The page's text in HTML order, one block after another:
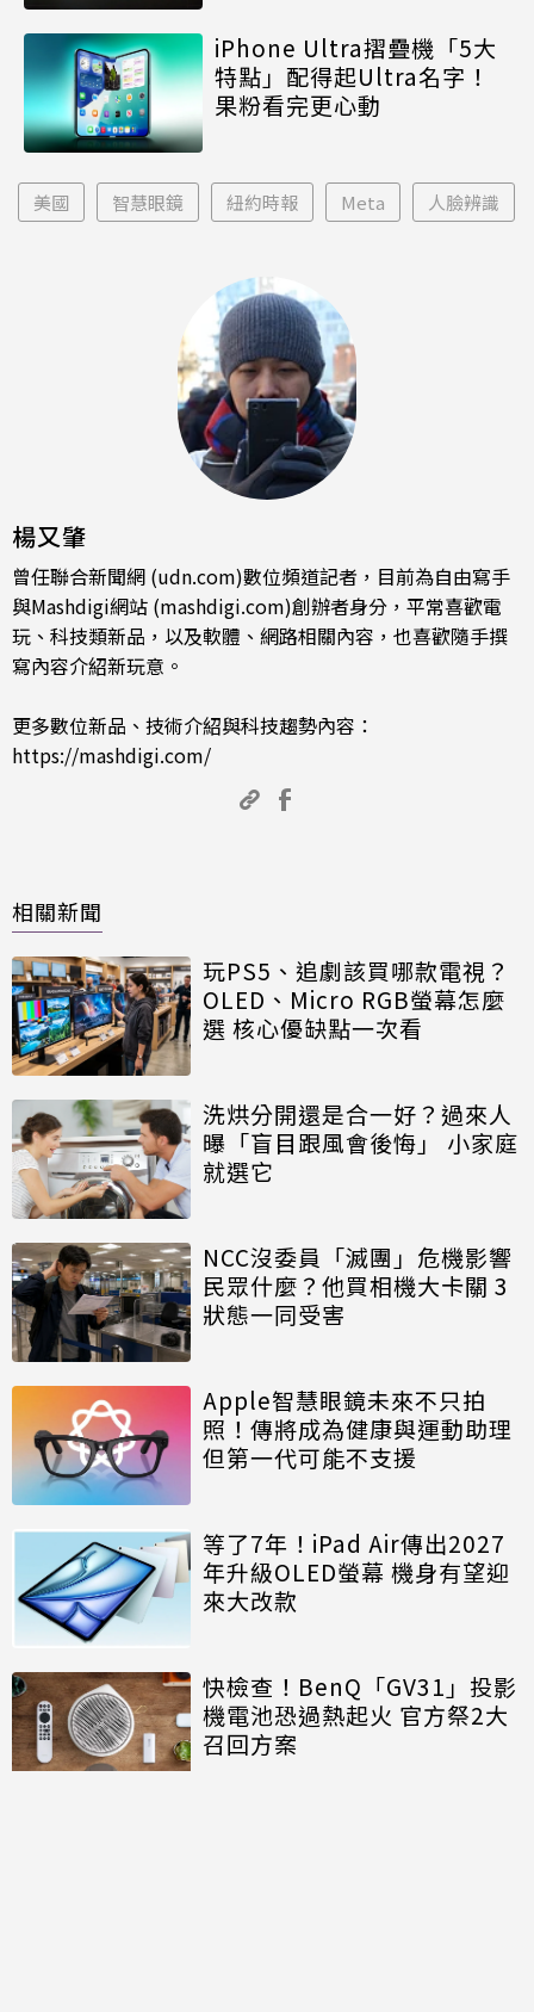
iPhone Ultra摺疊機「5大
特點」配得起Ultra名字！
果粉看完更心動
美國 智慧眼鏡 紐約時報 Meta 人臉辨識
楊又肇
曾任聯合新聞網 (udn.com)數位頻道記者，目前為自由寫手
與Mashdigi網站 (mashdigi.com)創辦者身分，平常喜歡電
玩、科技類新品，以及軟體、網路相關內容，也喜歡隨手撰
寫內容介紹新玩意。
更多數位新品、技術介紹與科技趨勢內容：
https://mashdigi.com/
相關新聞
玩PS5、追劇該買哪款電視？
OLED、Micro RGB螢幕怎麼
選 核心優缺點一次看
洗烘分開還是合一好？過來人
曝「盲目跟風會後悔」 小家庭
就選它
NCC沒委員「滅團」危機影響
民眾什麼？他買相機大卡關 3
狀態一同受害
Apple智慧眼鏡未來不只拍
照！傳將成為健康與運動助理
但第一代可能不支援
等了7年！iPad Air傳出2027
年升級OLED螢幕 機身有望迎
來大改款
快檢查！BenQ「GV31」投影
機電池恐過熱起火 官方祭2大
召回方案